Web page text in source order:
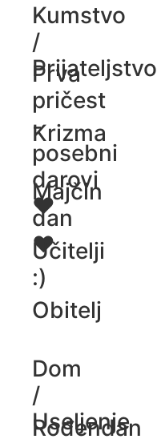
Kumstvo
/
Prijateljstvo
Prva
pričest
-
posebni
darovi
♥️
Krizma
Majčin
dan
♥️
Učitelji
:)
Obitelj
Dom
/
Useljenje
Rođendan